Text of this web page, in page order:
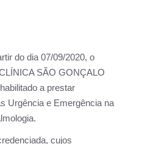
do dia07/09/2020, o
SÃO GONÇALO
a prestar
Urgência e Emergência na
cujos